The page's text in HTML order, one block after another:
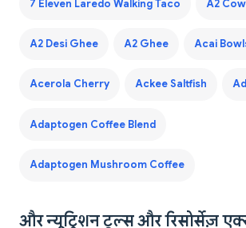
7 Eleven Laredo Walking Taco A2
A2 Desi Ghee A2 Ghee Acai
Acerola Cherry Ackee Saltfish
Adaptogen Coffee Blend
Adaptogen Mushroom Coffee
और न्यूट्रिशन टूल्स और रिसोर्सेज़